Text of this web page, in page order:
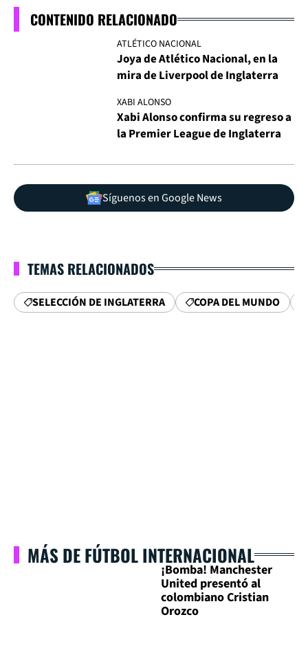
CONTENIDO RELACIONADO
ATLÉTICO NACIONAL
Joya de Atlético Nacional, en la
mira de Liverpool de Inglaterra
XABI ALONSO
Xabi Alonso confirma su regreso a
la Premier League de Inglaterra
Síguenos en Google News
TEMAS RELACIONADOS
SELECCIÓN DE INGLATERRA COPA DEL MUNDO
MÁS DE FÚTBOL INTERNACIONAL
¡Bomba! Manchester
United presentó al
colombiano Cristian
Orozco